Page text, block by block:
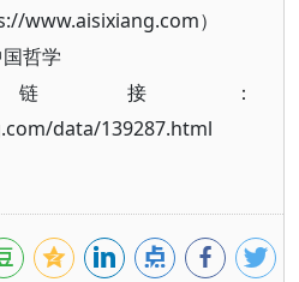
www.aisixiang.com）
哲学
接：
data/139287.html